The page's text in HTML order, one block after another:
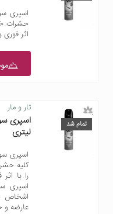
اسپری
حشرات
اثر فوری
تمام شد
تار و مار
لیتری
اسپری
کلیه
را با
اسپری
اشخاص
عارضه و